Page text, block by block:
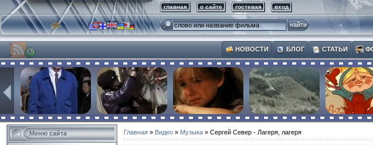
главная о сайте гостевая вход
НОВОСТИ БЛОГ СТАТЬИ
Меню сайта Главная » Видео » Музыка » Сергей Север - Лагеря, лагеря